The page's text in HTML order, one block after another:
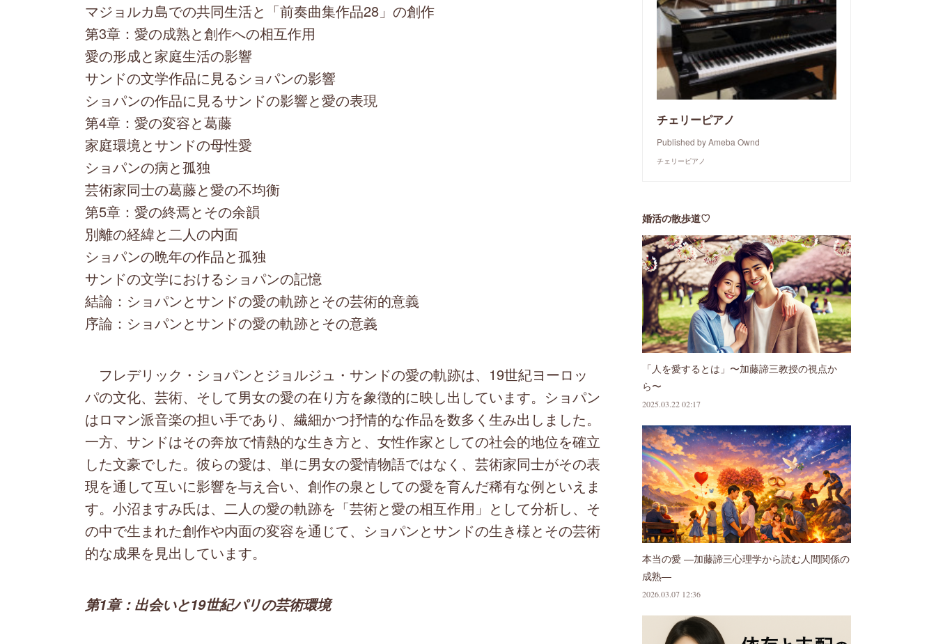
マジョルカ島での共同生活と「前奏曲集作品28」の創作
第3章：愛の成熟と創作への相互作用
愛の形成と家庭生活の影響
サンドの文学作品に見るショパンの影響
ショパンの作品に見るサンドの影響と愛の表現
第4章：愛の変容と葛藤
家庭環境とサンドの母性愛
ショパンの病と孤独
芸術家同士の葛藤と愛の不均衡
第5章：愛の終焉とその余韻
別離の経緯と二人の内面
ショパンの晩年の作品と孤独
サンドの文学におけるショパンの記憶
結論：ショパンとサンドの愛の軌跡とその芸術的意義
序論：ショパンとサンドの愛の軌跡とその意義
フレデリック・ショパンとジョルジュ・サンドの愛の軌跡は、19世紀ヨーロッ
パの文化、芸術、そして男女の愛の在り方を象徴的に映し出しています。ショパン
はロマン派音楽の担い手であり、繊細かつ抒情的な作品を数多く生み出しました。
一方、サンドはその奔放で情熱的な生き方と、女性作家としての社会的地位を確立
した文豪でした。彼らの愛は、単に男女の愛情物語ではなく、芸術家同士がその表
現を通して互いに影響を与え合い、創作の泉としての愛を育んだ稀有な例といえま
す。小沼ますみ氏は、二人の愛の軌跡を「芸術と愛の相互作用」として分析し、そ
の中で生まれた創作や内面の変容を通じて、ショパンとサンドの生き様とその芸術
的な成果を見出しています。
第1章：出会いと19世紀パリの芸術環境
チェリーピアノ
Published by Ameba Ownd
チェリーピアノ
婚活の散歩道♡
「人を愛するとは」〜加藤諦三教授の視点か
ら〜
2025.03.22 02:17
本当の愛 ―加藤諦三心理学から読む人間関係の
成熟―
2026.03.07 12:36